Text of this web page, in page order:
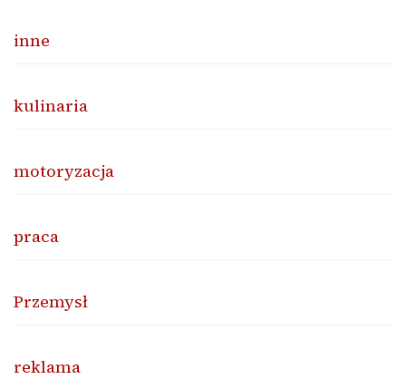
inne
kulinaria
motoryzacja
praca
Przemysł
reklama